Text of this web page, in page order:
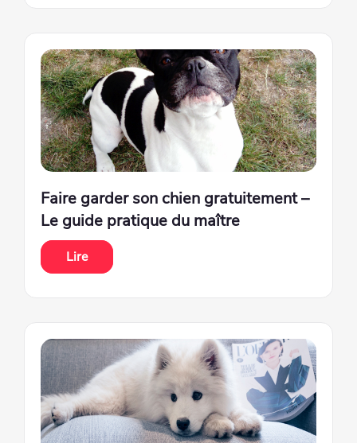
Faire garder son chien gratuitement –
Le guide pratique du maître
Lire